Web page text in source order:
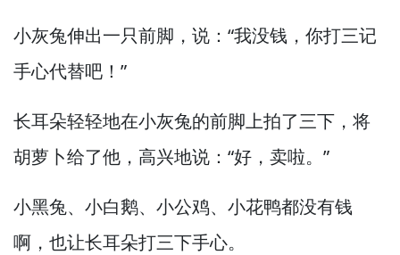
小灰兔伸出一只前脚， 说：“我没钱， 你打三记
手心代替吧！”
长耳朵轻轻地在小灰兔的前脚上拍了三下， 将
胡萝卜给了他， 高兴地说：“好， 卖啦。”
小黑兔、小白鹅、小公鸡、小花鸭都没有钱
啊， 也让长耳朵打三下手心。